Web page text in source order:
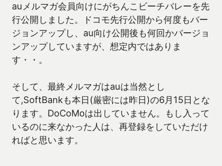
auメルマガ会員向けにがちんこビーチバレーを先
行公開しました。ドコモ先行公開から何度もバー
ジョンアップし、au向け公開後も何回かバージョ
ンアップしていますが、想定内ではありま
す・・。
そして、最終メルマガはauは当然とし
て,SoftBankも本日(厳密には昨日)の6月15日とな
ります。DoCoMoは出していません。もし入って
いるのに来なかった人は、再登録をしていただけ
ればと思います。